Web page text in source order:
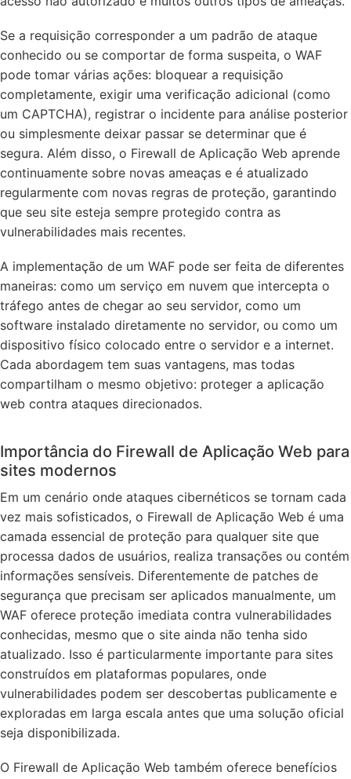
Se a requisição corresponder a um padrão de ataque
conhecido ou se comportar de forma suspeita, o WAF
pode tomar várias ações: bloquear a requisição
completamente, exigir uma verificação adicional (como
um CAPTCHA), registrar o incidente para análise posterior
ou simplesmente deixar passar se determinar que é
segura. Além disso, o Firewall de Aplicação Web aprende
continuamente sobre novas ameaças e é atualizado
regularmente com novas regras de proteção, garantindo
que seu site esteja sempre protegido contra as
vulnerabilidades mais recentes.
A implementação de um WAF pode ser feita de diferentes
maneiras: como um serviço em nuvem que intercepta o
tráfego antes de chegar ao seu servidor, como um
software instalado diretamente no servidor, ou como um
dispositivo físico colocado entre o servidor e a internet.
Cada abordagem tem suas vantagens, mas todas
compartilham o mesmo objetivo: proteger a aplicação
web contra ataques direcionados.
Importância do Firewall de Aplicação Web para
sites modernos
Em um cenário onde ataques cibernéticos se tornam cada
vez mais sofisticados, o Firewall de Aplicação Web é uma
camada essencial de proteção para qualquer site que
processa dados de usuários, realiza transações ou contém
informações sensíveis. Diferentemente de patches de
segurança que precisam ser aplicados manualmente, um
WAF oferece proteção imediata contra vulnerabilidades
conhecidas, mesmo que o site ainda não tenha sido
atualizado. Isso é particularmente importante para sites
construídos em plataformas populares, onde
vulnerabilidades podem ser descobertas publicamente e
exploradas em larga escala antes que uma solução oficial
seja disponibilizada.
O Firewall de Aplicação Web também oferece benefícios